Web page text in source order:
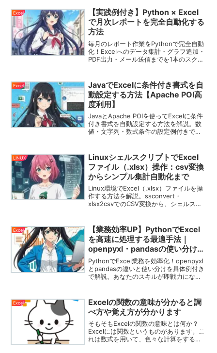
Excel
【実践例付き】Python × Excel
で月次レポートを完全自動化する
方法
毎月のレポート作業をPythonで完全自動
化！Excelへのデータ集計・グラフ追加・
PDF出力・メール送信までを1本のスクリ
Excel
JavaでExcelに条件付き書式を自
動設定する方法【Apache POI高
度利用】
JavaとApache POIを使ってExcelに条件
付き書式を自動設定する方法を解説。数
値・文字列・数式条件の設定例付きで実
LINUX
LinuxシェルスクリプトでExcel
ファイル（.xlsx）操作：csv変換
からシンプル集計自動化まで
Linux環境でExcel（.xlsx）ファイルを操
作する方法を解説。ssconvert・
xlsx2csvでのCSV変換から、シェルスク
介します。
Excel
【業務効率UP】PythonでExcel
を高速に処理する最適手法｜
openpyxl・pandasの使い分けガ
イド
PythonでExcel業務を効率化！openpyxl
とpandasの違いと使い分けを具体例付き
で解説。あなたのスキルが即戦力になる
Excel
Excelの関数の意味が分かると調
べ方や覚え方が分かります
そもそもExcelの関数の意味とは何か？
Excelには関数というものがあります。こ
れは数式を用いて、色々な計算をするも